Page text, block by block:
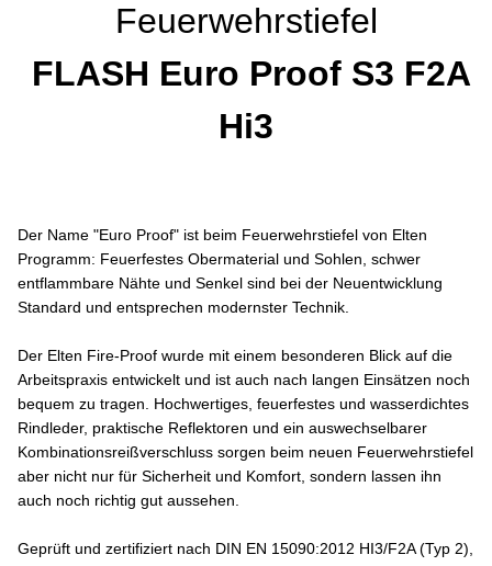
Feuerwehrstiefel
FLASH Euro Proof S3 F2A
Hi3
Der Name "Euro Proof" ist beim Feuerwehrstiefel von Elten
Programm: Feuerfestes Obermaterial und Sohlen, schwer
entflammbare Nähte und Senkel sind bei der Neuentwicklung
Standard und entsprechen modernster Technik.
Der Elten Fire-Proof wurde mit einem besonderen Blick auf die
Arbeitspraxis entwickelt und ist auch nach langen Einsätzen noch
bequem zu tragen. Hochwertiges, feuerfestes und wasserdichtes
Rindleder, praktische Reflektoren und ein auswechselbarer
Kombinationsreißverschluss sorgen beim neuen Feuerwehrstiefel
aber nicht nur für Sicherheit und Komfort, sondern lassen ihn
auch noch richtig gut aussehen.
Geprüft und zertifiziert nach DIN EN 15090:2012 HI3/F2A (Typ 2),